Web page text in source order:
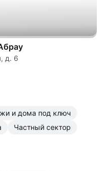
д. 6
и дома под ключ
частный сектор